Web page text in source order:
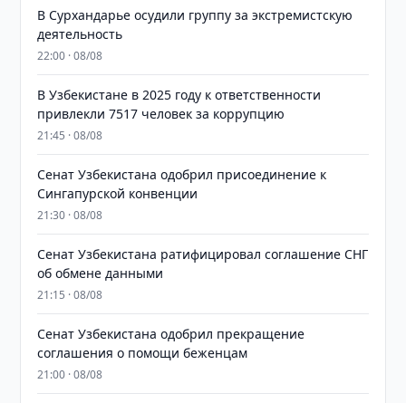
В Сурхандарье осудили группу за экстремистскую
деятельность
22:00 · 08/08
В Узбекистане в 2025 году к ответственности
привлекли 7517 человек за коррупцию
21:45 · 08/08
Сенат Узбекистана одобрил присоединение к
Сингапурской конвенции
21:30 · 08/08
Сенат Узбекистана ратифицировал соглашение СНГ
об обмене данными
21:15 · 08/08
Сенат Узбекистана одобрил прекращение
соглашения о помощи беженцам
21:00 · 08/08